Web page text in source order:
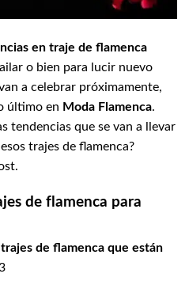
en traje de flamenca
o bien para lucir nuevo
a celebrar próximamente,
último en Moda Flamenca.
tendencias que se van a llevar
trajes de flamenca?
de flamenca para
de flamenca que están